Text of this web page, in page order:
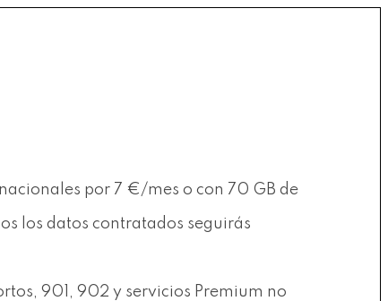
por 7 €/mes o con 70 GB de
los datos contratados seguirás
901, 902 y servicios Premium no